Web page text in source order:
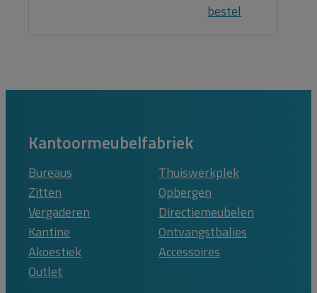
bestel
Kantoormeubelfabriek
Bureaus
Thuiswerkplek
Zitten
Opbergen
Vergaderen
Directiemeubelen
Kantine
Ontvangstbalies
Akoestiek
Accessoires
Outlet